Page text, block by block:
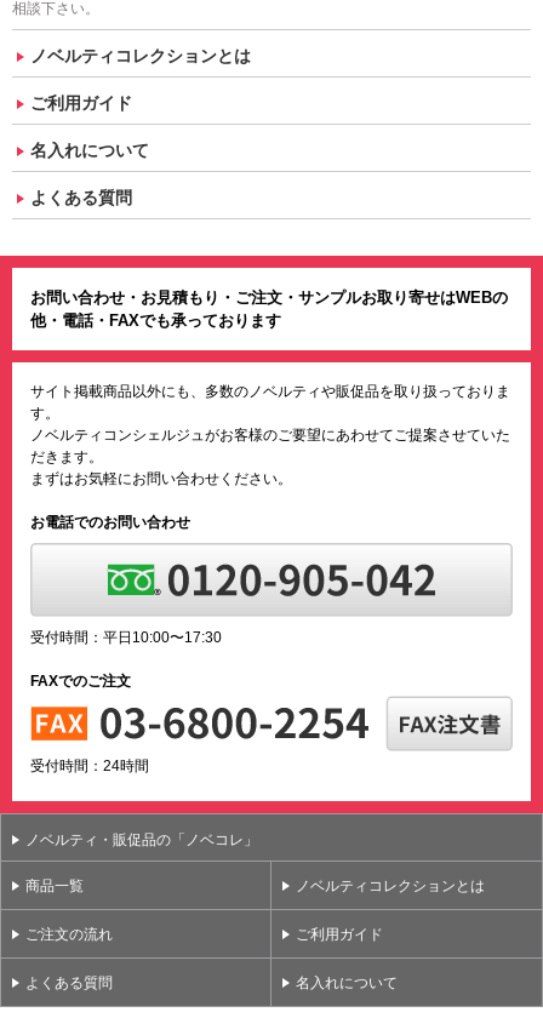
相談下さい。
ノベルティコレクションとは
ご利用ガイド
名入れについて
よくある質問
お問い合わせ・お見積もり・ご注文・サンプルお取り寄せはWEBの
他・電話・FAXでも承っております
サイト掲載商品以外にも、多数のノベルティや販促品を取り扱っておりま
す。
ノベルティコンシェルジュがお客様のご要望にあわせてご提案させていた
だきます。
まずはお気軽にお問い合わせください。
お電話でのお問い合わせ
受付時間：平日10:00〜17:30
FAXでのご注文
受付時間：24時間
ノベルティ・販促品の「ノベコレ」
商品一覧 ノベルティコレクションとは
ご注文の流れ ご利用ガイド
よくある質問 名入れについて